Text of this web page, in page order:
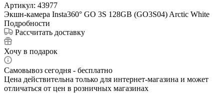
Артикул: 43977
Экшн-камера Insta360° GO 3S 128GB (GO3S04) Arctic White
Подробности
Рассчитать доставку
Хочу в подарок
Самовывоз сегодня - бесплатно
Цена действительна только для интернет-магазина и может
отличаться от цен в розничных магазинах